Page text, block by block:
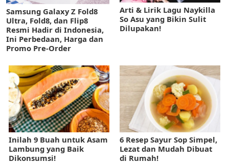
Samsung Galaxy Z Fold8
Ultra, Fold8, dan Flip8
Resmi Hadir di Indonesia,
Ini Perbedaan, Harga dan
Promo Pre-Order
Arti & Lirik Lagu Naykilla
So Asu yang Bikin Sulit
Dilupakan!
Inilah 9 Buah untuk Asam
Lambung yang Baik
Dikonsumsi!
6 Resep Sayur Sop Simpel,
Lezat dan Mudah Dibuat
di Rumah!